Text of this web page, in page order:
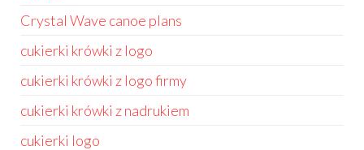
Crystal Wave canoe plans
cukierki krówki z logo
cukierki krówki z logo firmy
cukierki krówki z nadrukiem
cukierki logo